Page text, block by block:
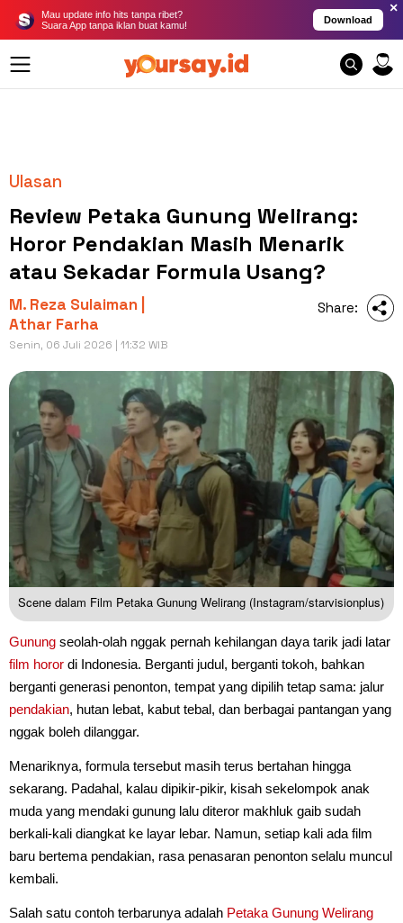
Mau update info hits tanpa ribet?
Suara App tanpa iklan buat kamu!
Download
×
Ulasan
Review Petaka Gunung Welirang:
Horor Pendakian Masih Menarik
atau Sekadar Formula Usang?
M. Reza Sulaiman |
Athar Farha
Senin, 06 Juli 2026 | 11:32 WIB
Share:
Scene dalam Film Petaka Gunung Welirang (Instagram/starvisionplus)
Gunung seolah-olah nggak pernah kehilangan daya tarik jadi latar
film horor di Indonesia. Berganti judul, berganti tokoh, bahkan
berganti generasi penonton, tempat yang dipilih tetap sama: jalur
pendakian, hutan lebat, kabut tebal, dan berbagai pantangan yang
nggak boleh dilanggar.
Menariknya, formula tersebut masih terus bertahan hingga
sekarang. Padahal, kalau dipikir-pikir, kisah sekelompok anak
muda yang mendaki gunung lalu diteror makhluk gaib sudah
berkali-kali diangkat ke layar lebar. Namun, setiap kali ada film
baru bertema pendakian, rasa penasaran penonton selalu muncul
kembali.
Salah satu contoh terbarunya adalah Petaka Gunung Welirang